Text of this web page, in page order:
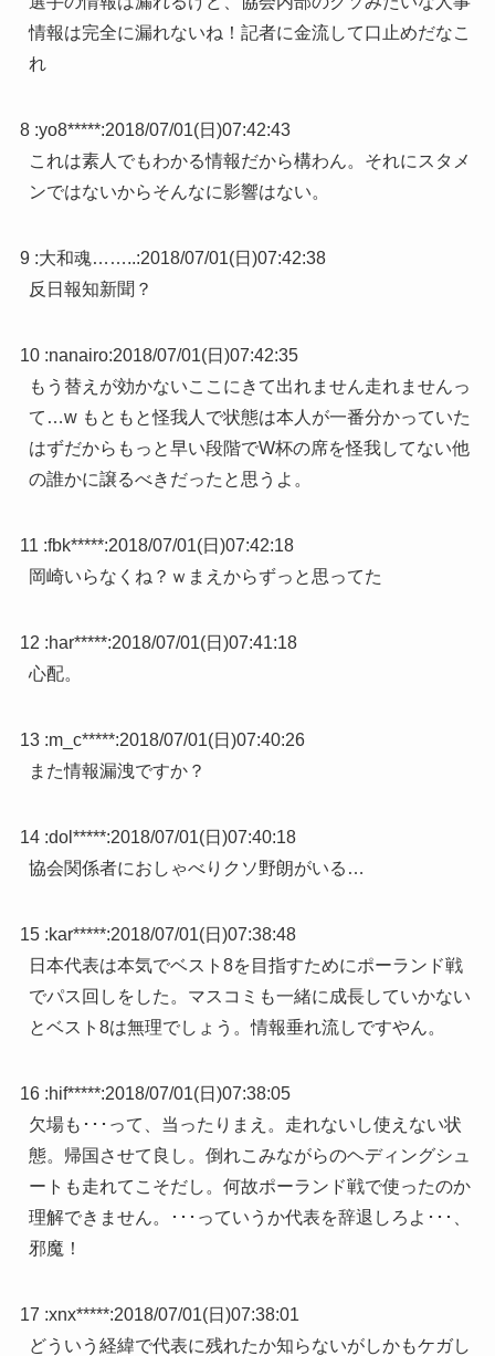
情報は完全に漏れないね！記者に金流して口止めだなこ
れ
8 :yo8*****:2018/07/01(日)07:42:43
これは素人でもわかる情報だから構わん。それにスタメ
ンではないからそんなに影響はない。
9 :大和魂……..:2018/07/01(日)07:42:38
反日報知新聞？
10 :nanairo:2018/07/01(日)07:42:35
もう替えが効かないここにきて出れません走れませんっ
て…w もともと怪我人で状態は本人が一番分かっていた
はずだからもっと早い段階でW杯の席を怪我してない他
の誰かに譲るべきだったと思うよ。
11 :fbk*****:2018/07/01(日)07:42:18
岡崎いらなくね？ｗまえからずっと思ってた
12 :har*****:2018/07/01(日)07:41:18
心配。
13 :m_c*****:2018/07/01(日)07:40:26
また情報漏洩ですか？
14 :dol*****:2018/07/01(日)07:40:18
協会関係者におしゃべりクソ野朗がいる…
15 :kar*****:2018/07/01(日)07:38:48
日本代表は本気でベスト8を目指すためにポーランド戦
でパス回しをした。マスコミも一緒に成長していかない
とベスト8は無理でしょう。情報垂れ流しですやん。
16 :hif*****:2018/07/01(日)07:38:05
欠場も･･･って、当ったりまえ。走れないし使えない状
態。帰国させて良し。倒れこみながらのヘディングシュ
ートも走れてこそだし。何故ポーランド戦で使ったのか
理解できません。･･･っていうか代表を辞退しろよ･･･、
邪魔！
17 :xnx*****:2018/07/01(日)07:38:01
どういう経緯で代表に残れたか知らないがしかもケガし